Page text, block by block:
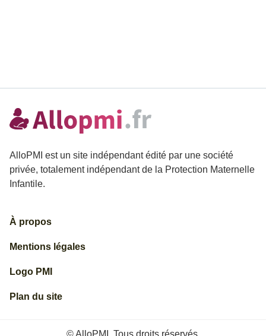
AlloPMI est un site indépendant édité par une société
privée, totalement indépendant de la Protection Maternelle
Infantile.
© AlloPMI. Tous droits réservés.
À propos
Mentions légales
Logo PMI
Plan du site